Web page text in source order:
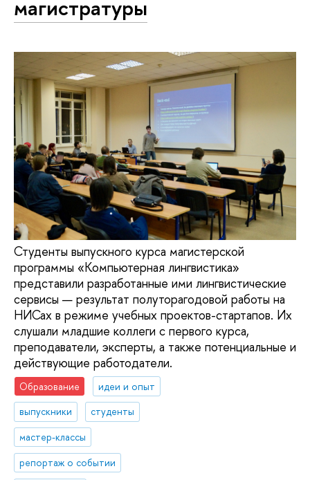
магистратуры
Студенты выпускного курса магистерской
программы «Компьютерная лингвистика»
представили разработанные ими лингвистические
сервисы — результат полуторагодовой работы на
НИСах в режиме учебных проектов-стартапов. Их
слушали младшие коллеги с первого курса,
преподаватели, эксперты, а также потенциальные и
действующие работодатели.
Образование
идеи и опыт
выпускники
студенты
мастер-классы
репортаж о событии